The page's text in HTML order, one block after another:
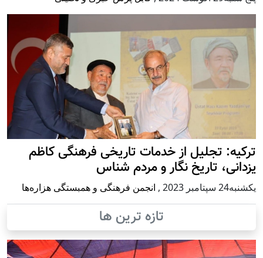
ترکیه: تجلیل از خدمات تاریخی فرهنگی کاظم
یزدانی، تاریخ نگار و مردم شناس
يكشنبه24 سپتامبر 2023 , انجمن فرهنگی و همبستگی هزاره‌ها
تازه ترین ها